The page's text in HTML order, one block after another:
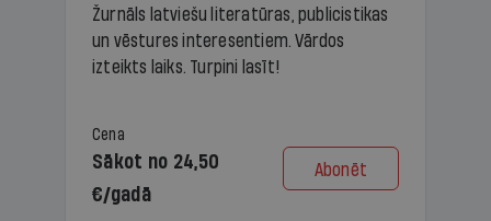
Žurnāls latviešu literatūras, publicistikas
un vēstures interesentiem. Vārdos
izteikts laiks. Turpini lasīt!
Cena
Sākot no 24,50
€/gadā
Abonēt